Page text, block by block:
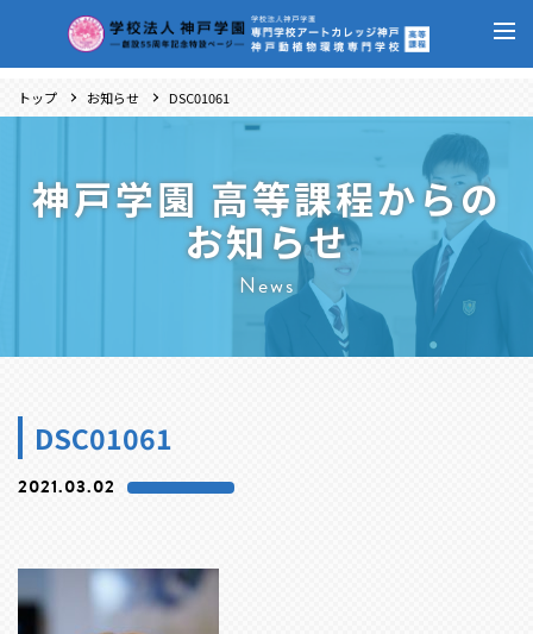
トップ お知らせ DSC01061
神戸学園 高等課程からの
お知らせ
News
DSC01061
2021.03.02